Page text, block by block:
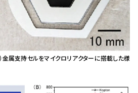
金属支持セルをマイクロリアクターに搭載した様